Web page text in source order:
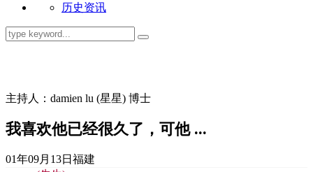
历史资讯
主持人：damien lu (星星) 博士
我喜欢他已经很久了，可他 ...
01年09月13日 福建